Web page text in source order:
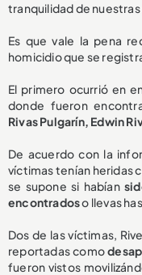
tranquilidad de
Es que vale la pena
homicidio que se
El primero ocurrió en
donde fueron
Rivas Pulgarín, Edwin
De acuerdo con la
víctimas tenían heridas
se supone si habían
encontradoso llevas
Dos de las víctimas,
reportadas como
fueron vistos